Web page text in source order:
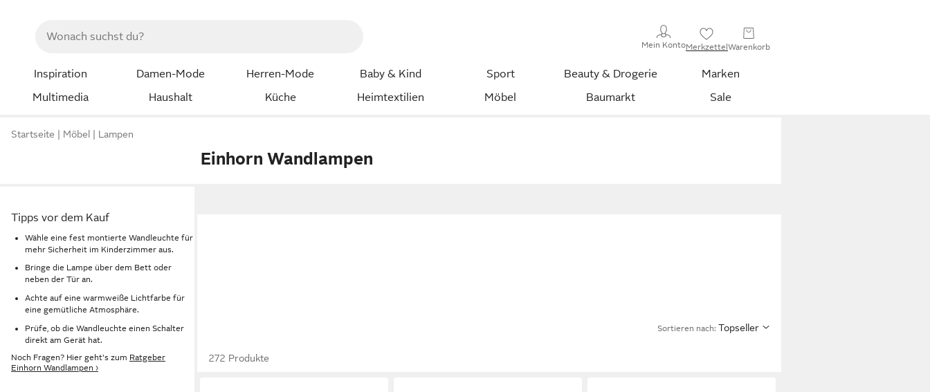
Mein KontoMerkzettelWarenkorb
Inspiration Damen-Mode Herren-Mode Baby & Kind Sport Beauty & Drogerie
Marken
Multimedia
Haushalt Küche Heimtextilien Möbel Baumarkt Sale
Startseite Möbel Lampen
Einhorn Wandlampen
Tipps vor dem Kauf
Wähle eine fest montierte Wandleuchte für
mehr Sicherheit im Kinderzimmer aus.
Bringe die Lampe über dem Bett oder
neben der Tür an.
Achte auf eine warmweiße Lichtfarbe für
eine gemütliche Atmosphäre.
Prüfe, ob die Wandleuchte einen Schalter
direkt am Gerät hat.
Noch Fragen? Hier geht's zum Ratgeber
Einhorn Wandlampen ›
Sortieren nach: Topseller
272 Produkte